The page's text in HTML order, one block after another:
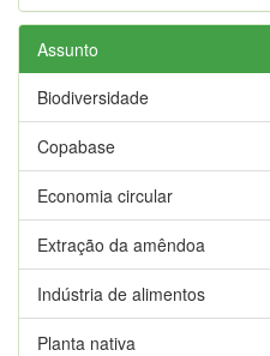
Assunto
Biodiversidade
Copabase
Economia circular
Extração da amêndoa
Indústria de alimentos
Planta nativa